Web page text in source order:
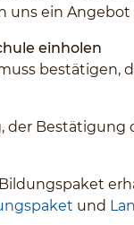
uns ein
einholen
Bestätigung
und